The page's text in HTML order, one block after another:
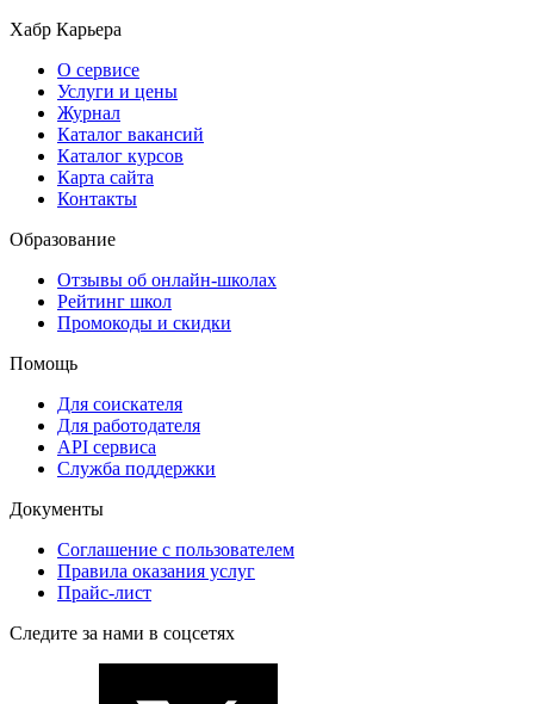
Хабр Карьера
О сервисе
Услуги и цены
Журнал
Каталог вакансий
Каталог курсов
Карта сайта
Контакты
Образование
Отзывы об онлайн-школах
Рейтинг школ
Промокоды и скидки
Помощь
Для соискателя
Для работодателя
API сервиса
Служба поддержки
Документы
Соглашение с пользователем
Правила оказания услуг
Прайс-лист
Следите за нами в соцсетях